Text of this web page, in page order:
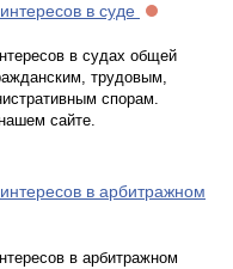
в суде
в судах общей
трудовым,
спорам.
сайте.
в арбитражном
в арбитражном